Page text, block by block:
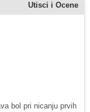
Utisci i Ocene
bol pri nicanju prvih